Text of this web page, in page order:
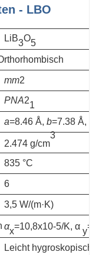
- LBO
LiB3O5
mm2
PNA21
a=8.46 Å, b=7.38 Å,
2.474 g/cm
3
835 °C
6
3,5 W/(m·K)
αx=10,8x10-5/K, α y=-
Leicht hygroskopisch